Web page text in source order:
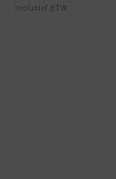
Inclusief BTW